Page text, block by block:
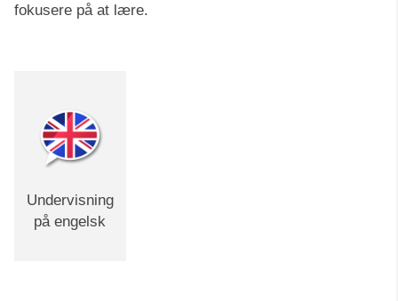
fokusere på at lære.
Undervisning
på engelsk